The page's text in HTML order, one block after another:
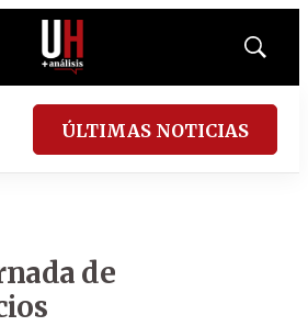
Mostrar
ÚLTIMAS NOTICIAS
de